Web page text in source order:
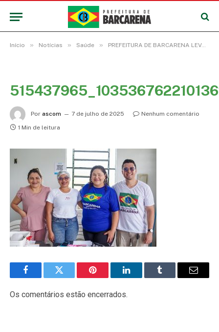
Início » Notícias » Saúde » PREFEITURA DE BARCARENA LEVA SERVIÇOS DE SAÚDE A COMUNIDADES DO INTERIOR
Por ascom 7 de julho de 2025
Nenhum comentário
1 Min de leitura
FacebookTwitter Pinterest LinkedInTumblr
E-
Os comentários estão encerrados.